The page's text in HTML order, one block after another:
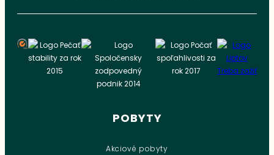
POBYTY
Akciové pobyty